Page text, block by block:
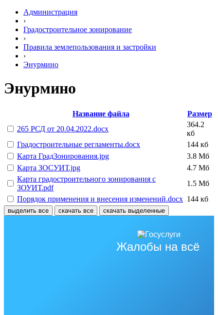
Администрация
›
Градостроительное зонирование
›
Правила землепользования и застройки
›
Энурмино
Энурмино
Название файла
Размер
265 РСД от 20.04.2022.docx
364.2
кб
Градостроительные регламенты.docx
144 кб
Карта ГрадЗонирования.jpg
3.8 Мб
Карта ЗОСУИТ.jpg
4.7 Мб
Карта градостроительного зонирования с
ЗОУИТ.pdf
1.5 Мб
Порядок применения и внесения изменений.docx 144 кб
выделить все скачать все скачать выделенные
Жалобы на всё